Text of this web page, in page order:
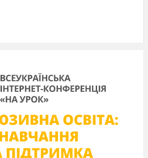
карта (план ) занять № 16
назва шифр
Бюджет